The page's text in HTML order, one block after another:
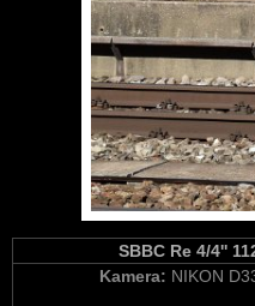
SBBC Re 4/4''
Kamera: NIKON